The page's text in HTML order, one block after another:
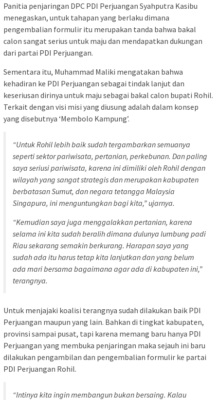
Panitia penjaringan DPC PDI Perjuangan Syahputra Kasibu
menegaskan, untuk tahapan yang berlaku dimana
pengembalian formulir itu merupakan tanda bahwa bakal
calon sangat serius untuk maju dan mendapatkan dukungan
dari partai PDI Perjuangan.
Sementara itu, Muhammad Maliki mengatakan bahwa
kehadiran ke PDI Perjuangan sebagai tindak lanjut dan
keseriusan dirinya untuk maju sebagai bakal calon bupati Rohil.
Terkait dengan visi misi yang diusung adalah dalam konsep
yang disebutnya ‘Membolo Kampung’.
“Untuk Rohil lebih baik sudah tergambarkan semuanya
seperti sektor pariwisata, pertanian, perkebunan. Dan paling
saya seriusi pariwisata, karena ini dimiliki oleh Rohil dengan
wilayah yang sangat strategis dan merupakan kabupaten
berbatasan Sumut, dan negara tetangga Malaysia
Singapura, ini menguntungkan bagi kita,” ujarnya.
“Kemudian saya juga menggalakkan pertanian, karena
selama ini kita sudah beralih dimana dulunya lumbung padi
Riau sekarang semakin berkurang. Harapan saya yang
sudah ada itu harus tetap kita lanjutkan dan yang belum
ada mari bersama bagaimana agar ada di kabupaten ini,”
terangnya.
Untuk menjajaki koalisi terangnya sudah dilakukan baik PDI
Perjuangan maupun yang lain. Bahkan di tingkat kabupaten,
provinsi sampai pusat, tapi karena memang baru hanya PDI
Perjuangan yang membuka penjaringan maka sejauh ini baru
dilakukan pengambilan dan pengembalian formulir ke partai
PDI Perjuangan Rohil.
“Intinya kita ingin membangun bukan bersaing. Kalau